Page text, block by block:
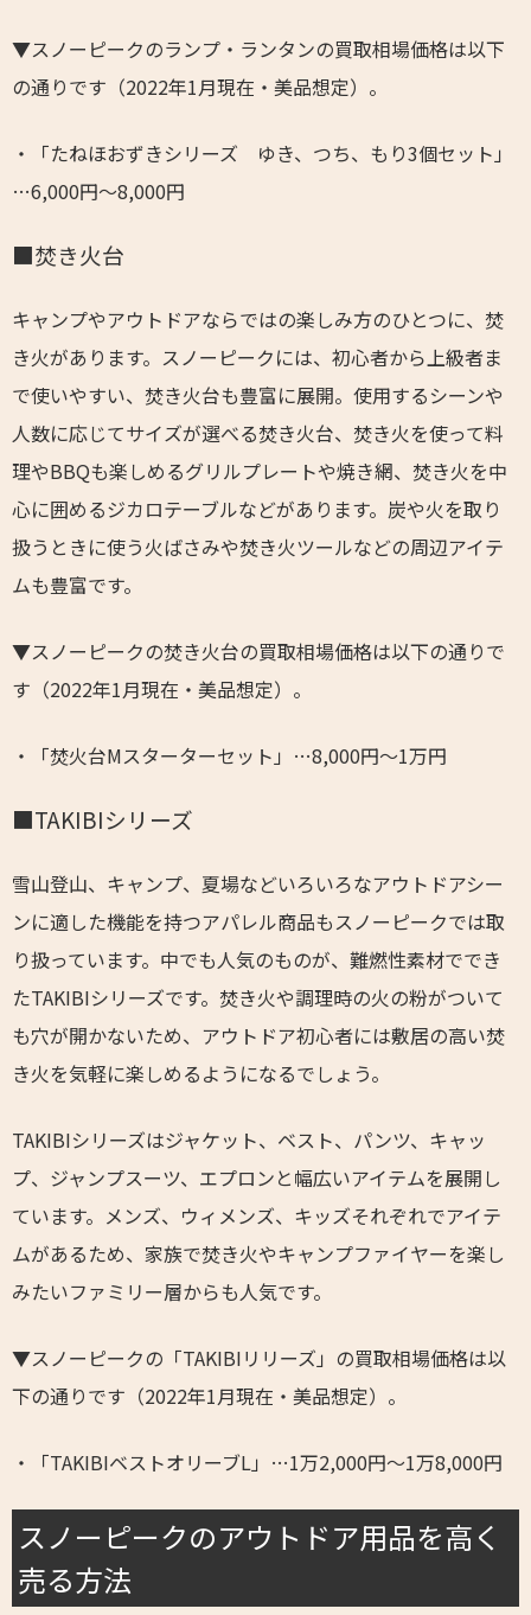
▼スノーピークのランプ・ランタンの買取相場価格は以下
の通りです（2022年1月現在・美品想定）。
・「たねほおずきシリーズ ゆき、つち、もり3個セット」
…6,000円～8,000円
■焚き火台
キャンプやアウトドアならではの楽しみ方のひとつに、焚
き火があります。スノーピークには、初心者から上級者ま
で使いやすい、焚き火台も豊富に展開。使用するシーンや
人数に応じてサイズが選べる焚き火台、焚き火を使って料
理やBBQも楽しめるグリルプレートや焼き網、焚き火を中
心に囲めるジカロテーブルなどがあります。炭や火を取り
扱うときに使う火ばさみや焚き火ツールなどの周辺アイテ
ムも豊富です。
▼スノーピークの焚き火台の買取相場価格は以下の通りで
す（2022年1月現在・美品想定）。
・「焚火台Mスターターセット」…8,000円～1万円
■TAKIBIシリーズ
雪山登山、キャンプ、夏場などいろいろなアウトドアシー
ンに適した機能を持つアパレル商品もスノーピークでは取
り扱っています。中でも人気のものが、難燃性素材ででき
たTAKIBIシリーズです。焚き火や調理時の火の粉がついて
も穴が開かないため、アウトドア初心者には敷居の高い焚
き火を気軽に楽しめるようになるでしょう。
TAKIBIシリーズはジャケット、ベスト、パンツ、キャッ
プ、ジャンプスーツ、エプロンと幅広いアイテムを展開し
ています。メンズ、ウィメンズ、キッズそれぞれでアイテ
ムがあるため、家族で焚き火やキャンプファイヤーを楽し
みたいファミリー層からも人気です。
▼スノーピークの「TAKIBIリリーズ」の買取相場価格は以
下の通りです（2022年1月現在・美品想定）。
・「TAKIBIベストオリーブL」…1万2,000円～1万8,000円
スノーピークのアウトドア用品を高く
売る方法